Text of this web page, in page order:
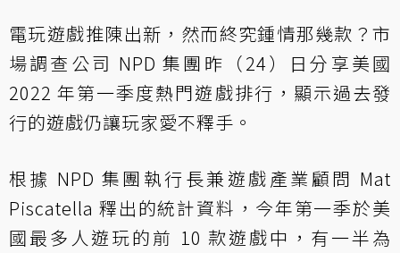
電玩遊戲推陳出新，然而終究鍾情那幾款？市
場調查公司 NPD 集團昨（24）日分享美國
2022 年第一季度熱門遊戲排行，顯示過去發
行的遊戲仍讓玩家愛不釋手。
根據 NPD 集團執行長兼遊戲產業顧問 Mat
Piscatella 釋出的統計資料，今年第一季於美
國最多人遊玩的前 10 款遊戲中，有一半為